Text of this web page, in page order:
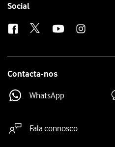
Follow
Social
Contacta-nos
WhatsApp
Fala connosco